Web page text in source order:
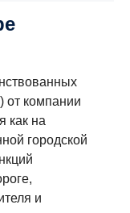
от компании
как на
городской
и